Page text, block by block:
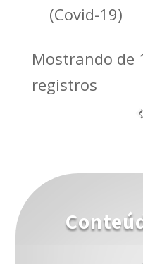
(Covid-19)
Mostrando de
registros